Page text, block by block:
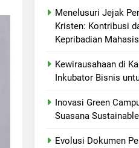
Menelusuri Jejak
Kristen: Kontribusi
Kepribadian
Kewirausahaan di
Inkubator Bisnis
Inovasi Green
Suasana
Evolusi Dokumen